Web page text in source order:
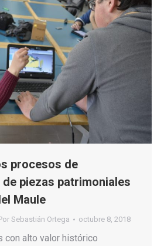
procesos de
piezas patrimoniales
Maule
Sebastián Ortega octubre 8, 2018
con alto valor histórico